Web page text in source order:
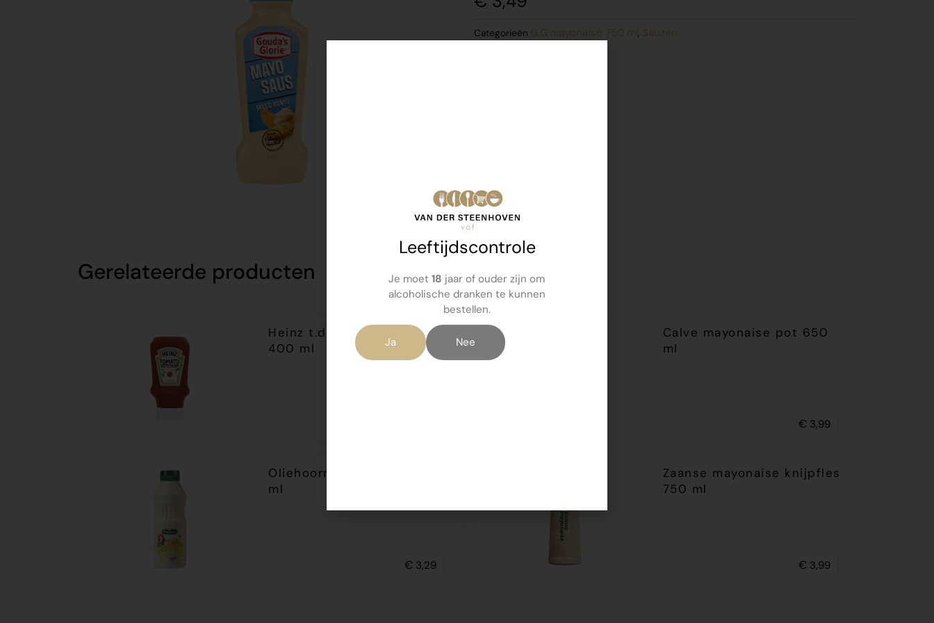
Categorieën G.G mayonaise 750 ml ,
Gerelateerde producten
Heinz t.down tom.ketchup
400 ml
Calve mayonaise pot 650
ml
€ 3,99
Oliehoorn mayonaise 465
ml
€ 3,29
Zaanse mayonaise knijpfles
750 ml
€ 3,99
Leeftijdscontrole
Je moet18 jaar of ouder zijn om
alcoholische dranken te kunnen
bestellen.
Ja Nee